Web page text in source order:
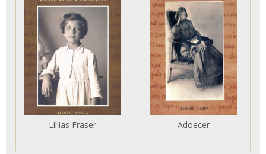
Lillias Fraser Adoecer